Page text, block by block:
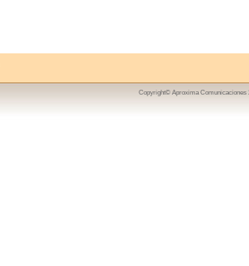
Copyright© Aproxima Comunicaciones